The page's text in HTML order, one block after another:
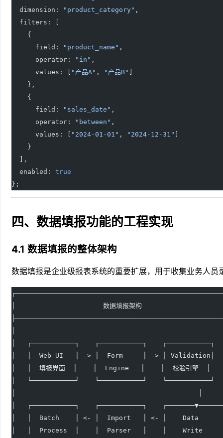
  dimension:
"product_category" ,
  filters: [
    {
      field:
"product_name" ,
      operator:
"in" ,
      values: [
"产品A" , "产品B" ]
    },
    {
      field:
"sales_date" ,
      operator:
"between" ,
      values: [
"2024-01-01" , "2024-12-31" ]
    }
  ],
  enabled:
true
};
四、数据填报功能的工程实现
4.1 数据填报的整体架构
数据填报是企业级报表系统的重要扩展，用于收集业务人员
│                      数据填报架构
│   ┌───────────┐    ┌───────────┐
│   │  Web UI   │ -> │  Form     │ -> │
│   │  填报界面  │    │  Engine   │    │  校验引擎
│   └───────────┘    └───────────┘
│   ┌───────────┐    ┌───────────┐
│   │  Batch    │ <- │  Import   │ <- │    Data
│   │  Process  │    │  Parser   │    │    Write